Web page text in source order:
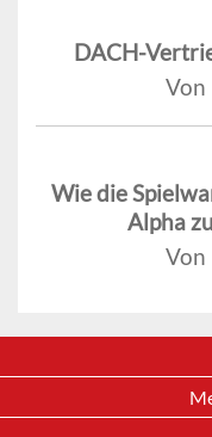
DACH-
Wie die
Alpha